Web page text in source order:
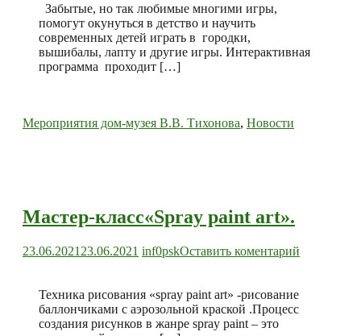
Забытые, но так любимые многими игры,
помогут окунуться в детство и научить
современных детей играть в городки,
вышибалы, лапту и другие игры. Интерактивная
программа проходит […]
Мероприятия дом-музея В.В. Тихонова, Новости
Мастер-класс«Spray paint art».
23.06.2021 23.06.2021 inf0pskОставить коментарий
Техника рисования «spray paint art» -рисование
баллончиками с аэрозольной краской .Процесс
создания рисунков в жанре spray paint – это